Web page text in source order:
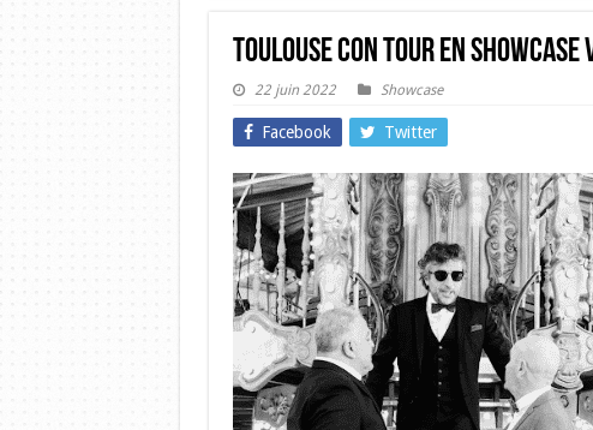
Toulouse Con Tour en showcase
22 juin 2022 Showcase
Facebook Twitter